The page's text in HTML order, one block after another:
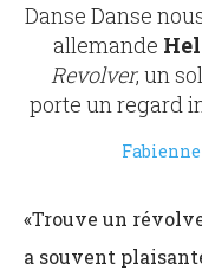
Danse Danse
allemande
Revolver, un
porte un regard
Fabienne
«Trouve un
a souvent